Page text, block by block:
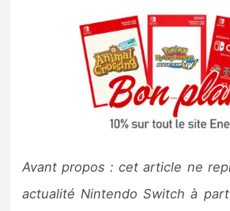
Chiffres de ventes
Rumeurs
Nintendo Direct
Tests de jeux
Avant propos : cet article ne
actualité Nintendo Switch à